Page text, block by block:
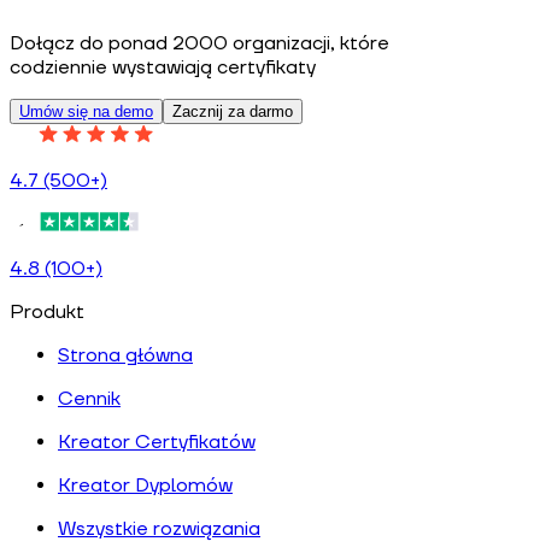
Dołącz do ponad 2000 organizacji, które
codziennie wystawiają certyfikaty
Umów się na demo Zacznij za darmo
4.7 (500+)
4.8 (100+)
Produkt
Strona główna
Cennik
Kreator Certyfikatów
Kreator Dyplomów
Wszystkie rozwiązania